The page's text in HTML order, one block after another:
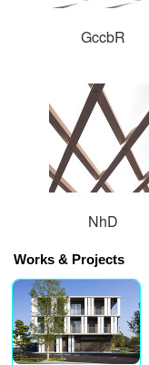
GccbR
NhD
Works & Projects